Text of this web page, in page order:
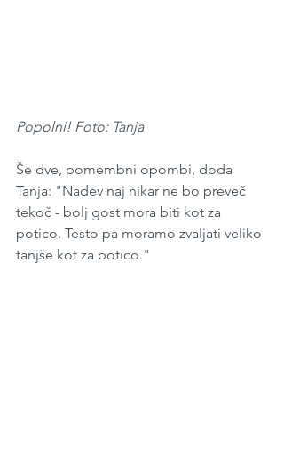
Popolni! Foto: Tanja
Še dve, pomembni opombi, doda
Tanja: "Nadev naj nikar ne bo preveč
tekoč - bolj gost mora biti kot za
potico. Testo pa moramo zvaljati veliko
tanjše kot za potico."